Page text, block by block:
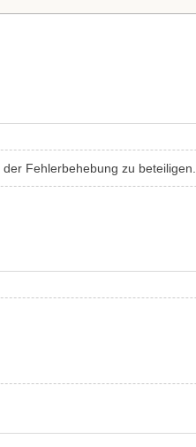
Fehlerbehebung zu beteiligen.